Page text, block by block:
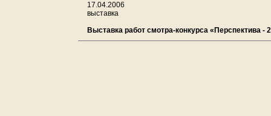
17.04.2006
выставка
Выставка работ смотра-конкурса «Перспектива -